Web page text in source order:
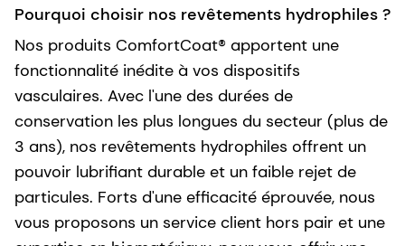
Pourquoi choisir nos revêtements hydrophiles ?
Nos produits ComfortCoat® apportent une
fonctionnalité inédite à vos dispositifs
vasculaires. Avec l'une des durées de
conservation les plus longues du secteur (plus de
3 ans), nos revêtements hydrophiles offrent un
pouvoir lubrifiant durable et un faible rejet de
particules. Forts d'une efficacité éprouvée, nous
vous proposons un service client hors pair et une